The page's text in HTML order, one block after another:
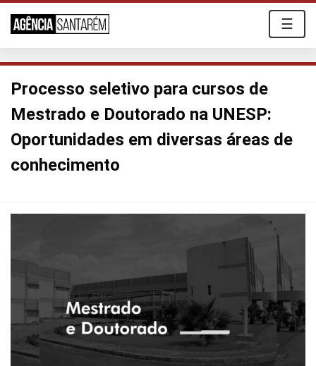
☰
Processo seletivo para cursos de
Mestrado e Doutorado na UNESP:
Oportunidades em diversas áreas de
conhecimento